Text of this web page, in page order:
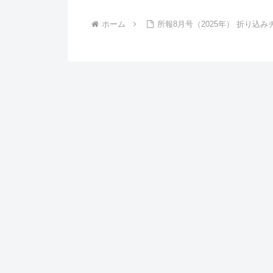
ホーム 所報8月号（2025年） 折り込み